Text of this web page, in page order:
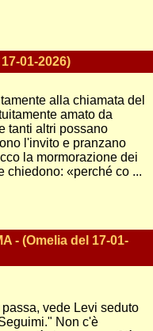
01-2026)
alla chiamata del
amato da
tanti altri possano
l'invito e pranzano
la mormorazione dei
chiedono: «perché co ...
- (Omelia del 17-01-
vede Levi seduto
Non c'è